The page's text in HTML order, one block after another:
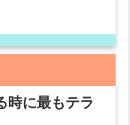
時に最もテラ